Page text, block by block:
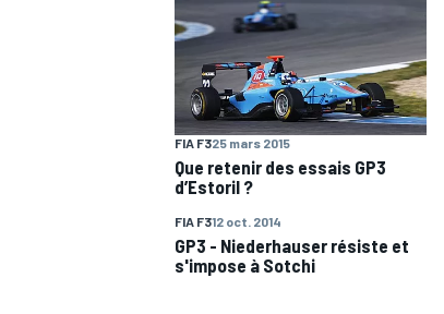
WRC
FIA F325 mars 2015
Que retenir des essais GP3
d’Estoril ?
FIA F312 oct. 2014
GP3 - Niederhauser résiste et
s'impose à Sotchi